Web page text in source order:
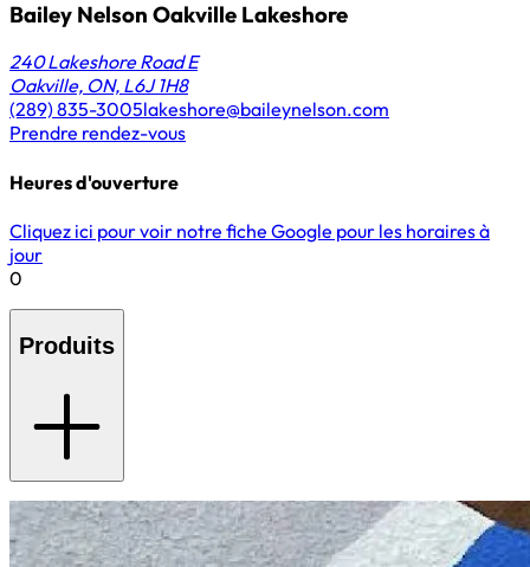
Bailey Nelson Oakville Lakeshore
240 Lakeshore Road E
Oakville, ON, L6J 1H8
(289) 835-3005lakeshore@baileynelson.com
Prendre rendez-vous
Heures d'ouverture
Cliquez ici pour voir notre fiche Google pour les horaires à
jour
0
Produits